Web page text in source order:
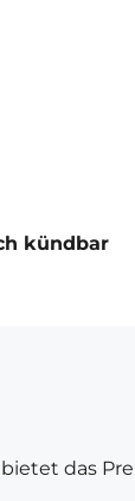
kündbar
das